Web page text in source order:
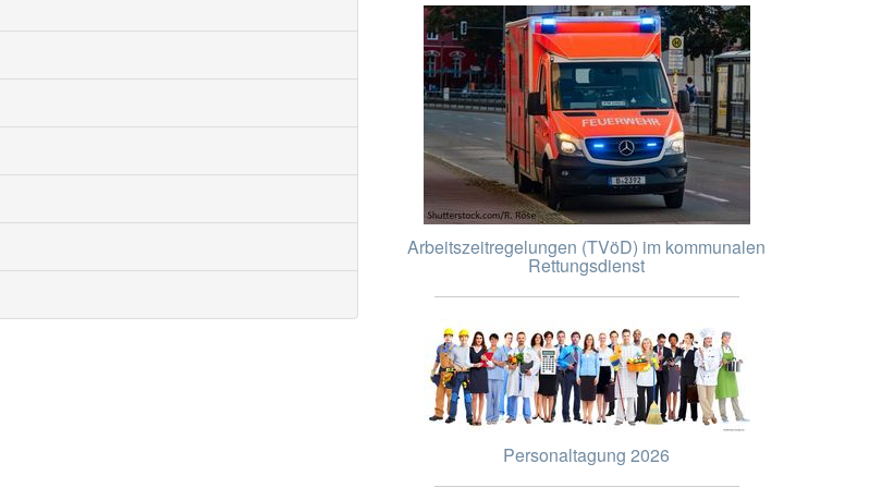
Arbeitszeitregelungen (TVöD) im kommunalen
Rettungsdienst
Personaltagung 2026